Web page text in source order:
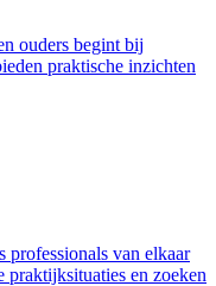
ouders begint bij
praktische inzichten
professionals van elkaar
praktijksituaties en zoeken